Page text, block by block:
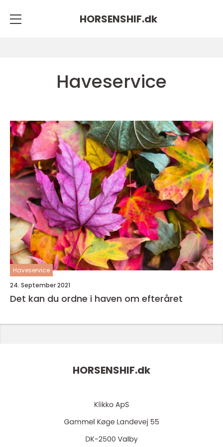
HORSENSHIF.dk
Haveservice
Haveservice
24. September 2021
Det kan du ordne i haven om efteråret
HORSENSHIF.dk